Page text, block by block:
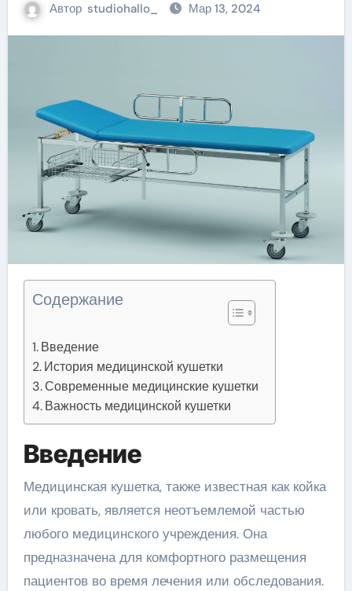
Автор studiohallo_ Мар 13, 2024
Содержание
Введение
История медицинской кушетки
Современные медицинские кушетки
Важность медицинской кушетки
Введение
Медицинская кушетка, также известная как койка
или кровать, является неотъемлемой частью
любого медицинского учреждения. Она
предназначена для комфортного размещения
пациентов во время лечения или обследования.